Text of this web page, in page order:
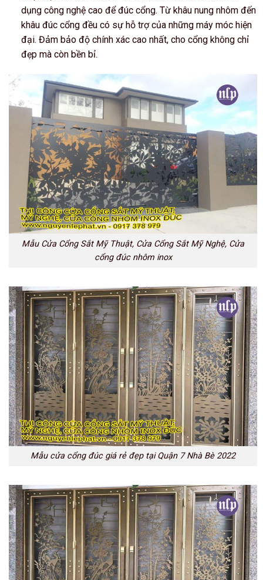
dụng công nghệ cao để đúc cổng. Từ khâu nung nhôm đến
khâu đúc cổng đều có sự hỗ trợ của những máy móc hiện
đại. Đảm bảo độ chính xác cao nhất, cho cổng không chỉ
đẹp mà còn bền bỉ.
Mẫu Cửa Cổng Sắt Mỹ Thuật, Cửa Cổng Sắt Mỹ Nghệ, Cửa
cổng đúc nhôm inox
Mẫu cửa cổng đúc giá rẻ đẹp tại Quận 7 Nhà Bè 2022